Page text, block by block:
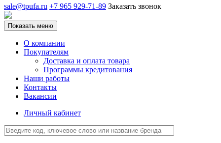
sale@tpufa.ru +7 965 929-71-89 Заказать звонок
Показать меню
О компании
Покупателям
Доставка и оплата товара
Программы кредитования
Наши работы
Контакты
Вакансии
Личный кабинет